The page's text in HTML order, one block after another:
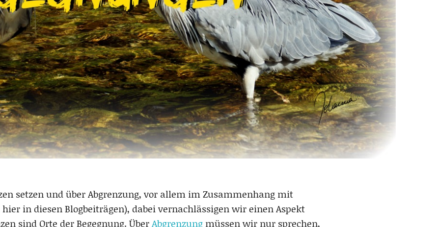
setzen und über Abgrenzung, vor allem im Zusammenhang mit
in diesen Blogbeiträgen), dabei vernachlässigen wir einen Aspekt
sind Orte der Begegnung. ÜberAbgrenzungmüssen wir nur sprechen,